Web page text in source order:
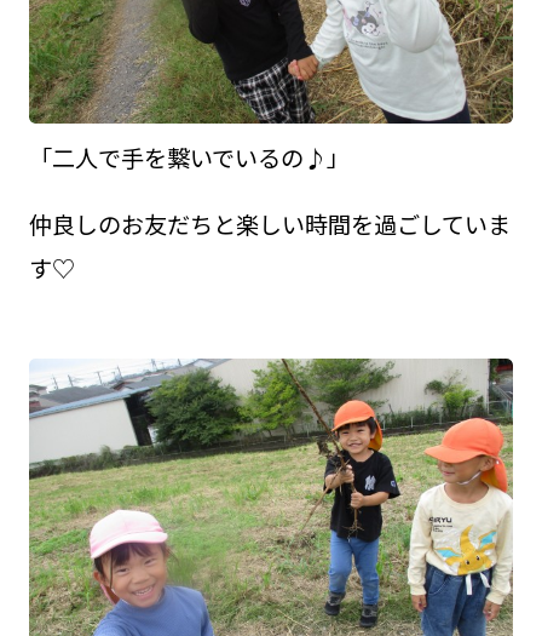
「二人で手を繋いでいるの♪」
仲良しのお友だちと楽しい時間を過ごしていま
す♡